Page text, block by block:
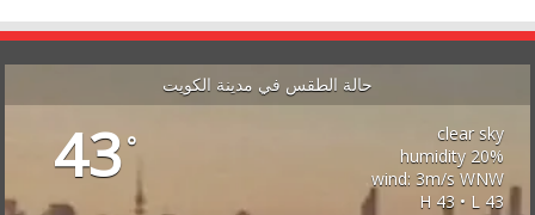
حالة الطقس في مدينة الكويت
43°
clear sky
20% humidity
wind: 3m/s WNW
H 43 • L 43